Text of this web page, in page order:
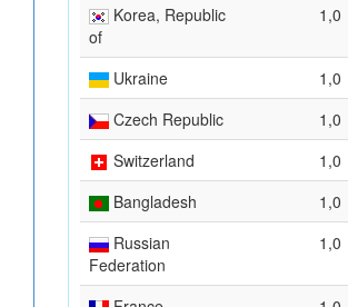
Korea, Republic
of
1,0
Ukraine 1,0
Czech Republic
1,0
Switzerland
1,0
Bangladesh
1,0
Russian
Federation
1,0